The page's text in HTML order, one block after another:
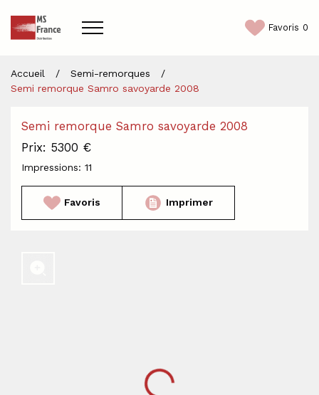
Accueil
Semi-remorques
Contact
Favoris 0
Accueil / Semi-remorques
/
Semi remorque Samro savoyarde 2008
Semi remorque Samro savoyarde 2008
Prix: 5300 €
Impressions: 11
Favoris Imprimer